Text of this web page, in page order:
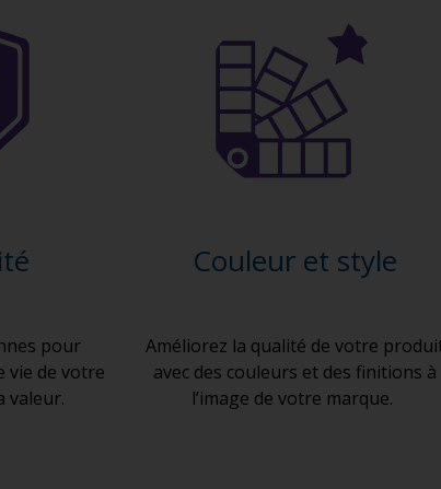
pour
vie de votre
valeur.
Couleur et style
Améliorez la qualité de votre
avec des couleurs et des finitions à
l’image de votre marque.